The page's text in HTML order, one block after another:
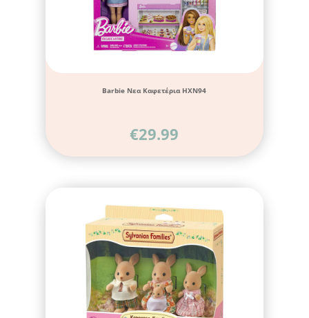
Barbie Νεα Καφετέρια HXN94
€29.99